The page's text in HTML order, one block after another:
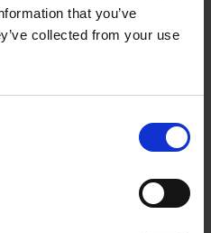
that you’ve
collected from your use
liegt die
% p.a. Ein
verfolgt das Ziel